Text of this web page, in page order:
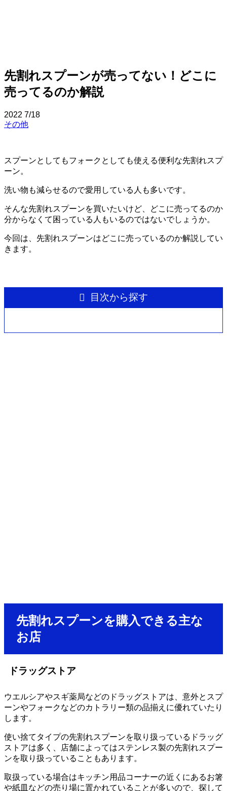
先割れスプーンが売ってない！どこに
売ってるのか解説
2022 7/18
その他
スプーンとしてもフォークとしても使える便利な先割れスプ
ーン。
洗い物も減らせるので愛用している人も多いです。
そんな先割れスプーンを買いたいけど、どこに売ってるのか
分からなくて困っている人もいるのではないでしょうか。
今回は、先割れスプーンはどこに売っているのか解説してい
きます。
目次から探す
先割れスプーンを購入できる主な
お店
ドラッグストア
ウエルシアやスギ薬局などのドラッグストアは、意外とスプ
ーンやフォークなどのカトラリー類の品揃えに優れていたり
します。
使い捨てタイプの先割れスプーンを取り扱っているドラッグ
ストアは多く、店舗によってはステンレス製の先割れスプー
ンを取り扱っていることもあります。
取扱っている場合はキッチン用品コーナーの近くにあるお箸
や紙皿などの売り場に置かれていることが多いので、探して